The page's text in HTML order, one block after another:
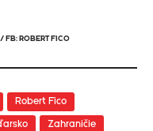
FB: ROBERT FICO
Robert Fico
Zahraničie